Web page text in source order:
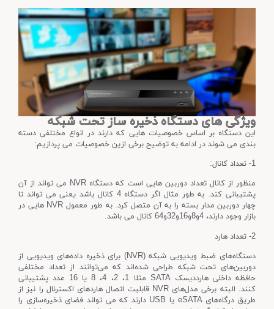
ویژگی های دستگاه ذخیره ساز تحت شبکه
این دستگاه بر اساس خصوصیات هایی که دارند در انواع مختلفی دسته
بندی می شوند در ادامه به توضیح برخی ازین خصوصیات می پردازیم:
1- تعداد کانال:
منظور از کانال تعداد دوربین هایی است که دستگاه NVR می تواند از آن
پشتیبانی کند. به طور مثال اگر دستگاه 4 کانال باشد یعنی می تواند تا
چهار دوربین مدار بسته را به آن متصل کرد. به طور معمول NVR هایی در
بازار وجود دارند، 4و8و16و32و64 کانال می باشد.
2- تعداد هارد
دستگاه‌های ضبط ویدیویی شبکه (NVR) برای ذخیره داده‌های ویدیویی از
دوربین‌های تحت شبکه طراحی شده‌اند که می‌توانند از تعداد مختلفی
حافظه داخلی هارددیسک SATA مثلا 1، 2، 4، 8 یا 16 عدد پشتیبانی
کنند.
البته برخی مدل‌های NVR قابلیت اتصال هاردهای اکسترنال را نیز از
طریق درگاه‌های eSATA یا USB دارند که می تواند فضای ذخیره‌سازی را